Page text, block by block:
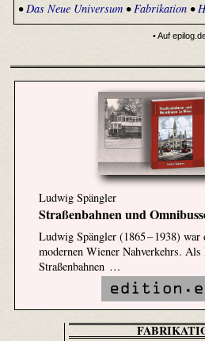
•Das Neue Universum•Fabrikation•
• Auf
Ludwig Spängler
Straßenbahnen und
Ludwig Spängler (1865 – 1938) war
modernen Wiener Nahverkehrs.
Straßenbahnen …